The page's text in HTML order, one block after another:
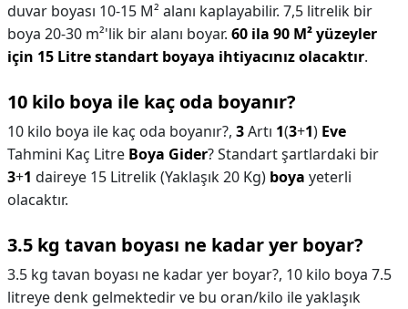
duvar boyası 10-15 M² alanı kaplayabilir. 7,5 litrelik bir
boya 20-30 m²'lik bir alanı boyar. 60 ila 90 M² yüzeyler
için 15 Litre standart boyaya ihtiyacınız olacaktır.
10 kilo boya ile kaç oda boyanır?
10 kilo boya ile kaç oda boyanır?, 3Artı 1(3+1) Eve
Tahmini Kaç Litre Boya Gider? Standart şartlardaki bir
3+1 daireye 15 Litrelik (Yaklaşık 20 Kg) boya yeterli
olacaktır.
3.5 kg tavan boyası ne kadar yer boyar?
3.5 kg tavan boyası ne kadar yer boyar?, 10 kilo boya 7.5
litreye denk gelmektedir ve bu oran/kilo ile yaklaşık